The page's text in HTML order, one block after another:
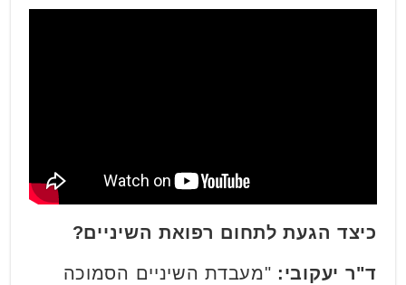
כיצד הגעת לתחום רפואת השיניים?
ד"ר יעקובי: "מעבדת השיניים הסמוכה